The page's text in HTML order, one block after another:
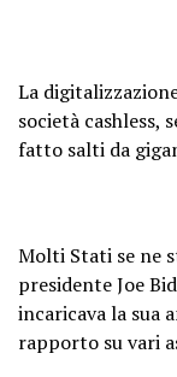
La
società cashless,
fatto salti da
Molti Stati se ne
presidente Joe
incaricava la sua
rapporto su vari